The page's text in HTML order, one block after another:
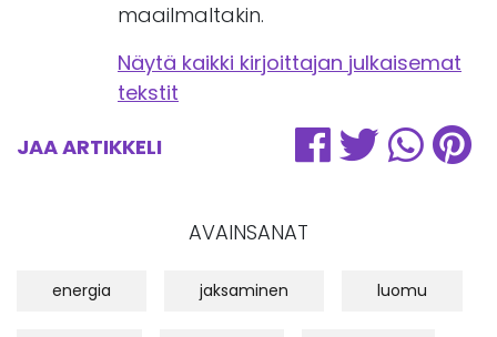
maailmaltakin.
Näytä kaikki kirjoittajan julkaisemat
tekstit
JAA ARTIKKELI
AVAINSANAT
energia jaksaminen luomu